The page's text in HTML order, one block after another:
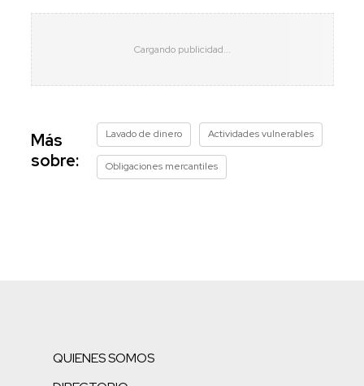
Más
sobre:
Lavado de dinero Actividades vulnerables
Obligaciones mercantiles
QUIENES SOMOS